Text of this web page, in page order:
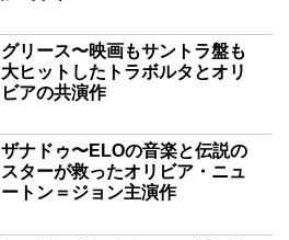
グリース〜映画もサントラ盤も
大ヒットしたトラボルタとオリ
ビアの共演作
ザナドゥ〜ELOの音楽と伝説の
スターが救ったオリビア・ニュ
ートン＝ジョン主演作